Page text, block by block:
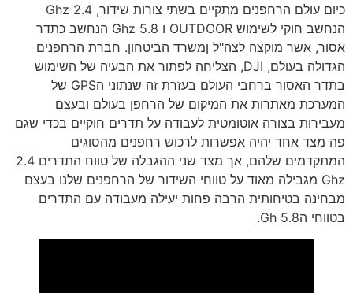
כיום עולם הרחפנים מתקיים בשתי צורות שידור, 2.4 Ghz
הנחשב חוקי לשימוש OUTDOOR ו 5.8 Ghz הנחשב כתדר
אסור, אשר מוקצה לצה"ל ןמשרד הביטחון. חברת הרחפנים
הגדולה בעולם, DJI, הצליחה לפתור את הבעיה של השימוש
בתדר האסור ברחבי העולם בעזרת זה שנתוני הGPS של
המערכת מאתרות את המיקום של הרחפן בעולם ובעצם
מעבירות בצורה אוטומטית לעבודה על תדרים חוקיים בכדי שגם
פה מצד אחד יהיה אפשרות לרכוש רחפנים מהסוגים
המתקדמים שלהם, אך מצד שני ההגבלה של טווח התדרים 2.4
Ghz מגבילה מאוד על טווחי השידור של הרחפנים שלנו בעצם
מבחינה בטיחותית הרבה פחות יעילה מעבודה עם התדרים
בטווחי ה5.8 Gh.